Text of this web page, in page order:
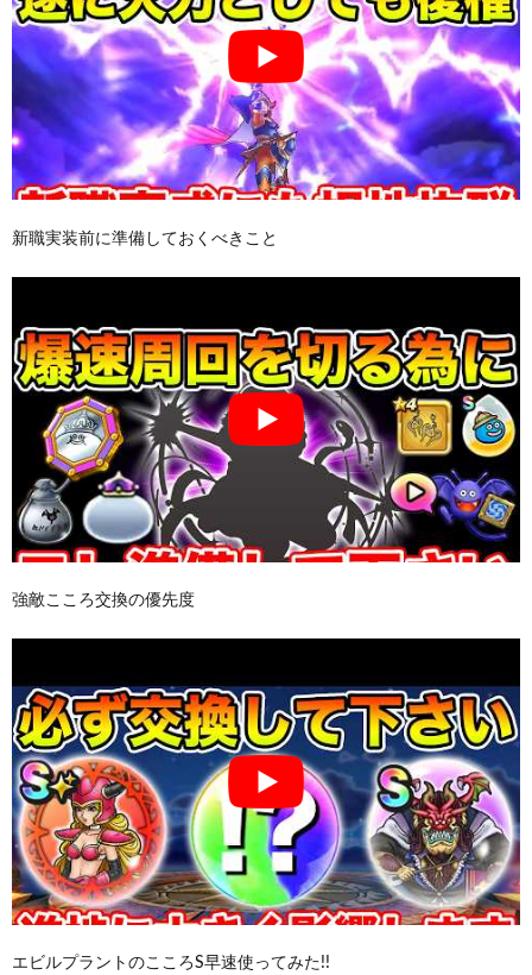
新職実装前に準備しておくべきこと
強敵こころ交換の優先度
エビルプラントのこころS早速使ってみた!!